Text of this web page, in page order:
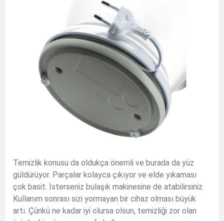
Temizlik konusu da oldukça önemli ve burada da yüz
güldürüyor. Parçalar kolayca çıkıyor ve elde yıkaması
çok basit. İsterseniz bulaşık makinesine de atabilirsiniz.
Kullanım sonrası sizi yormayan bir cihaz olması büyük
artı. Çünkü ne kadar iyi olursa olsun, temizliği zor olan